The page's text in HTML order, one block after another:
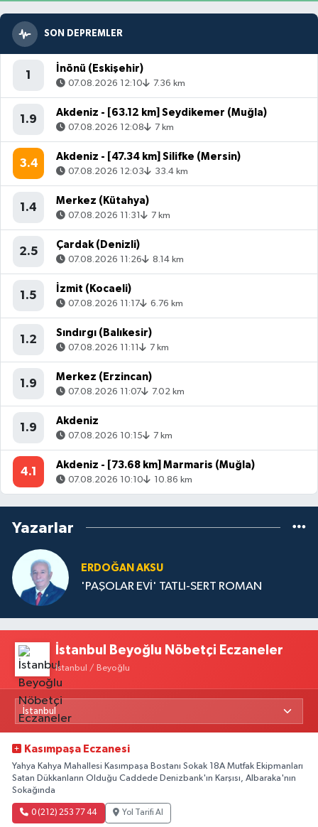
SON DEPREMLER
1
İnönü (Eskişehir)
07.08.2026 12:10 7.36 km
1.9
Akdeniz - [63.12 km] Seydikemer (Muğla)
07.08.2026 12:08 7 km
3.4
Akdeniz - [47.34 km] Silifke (Mersin)
07.08.2026 12:03 33.4 km
1.4
Merkez (Kütahya)
07.08.2026 11:31 7 km
2.5
Çardak (Denizli)
07.08.2026 11:26 8.14 km
1.5
İzmit (Kocaeli)
07.08.2026 11:17 6.76 km
1.2
Sındırgı (Balıkesir)
07.08.2026 11:11 7 km
1.9
Merkez (Erzincan)
07.08.2026 11:07 7.02 km
1.9
Akdeniz
07.08.2026 10:15 7 km
4.1
Akdeniz - [73.68 km] Marmaris (Muğla)
07.08.2026 10:10 10.86 km
Yazarlar
ERDOĞAN AKSU
'PAŞOLAR EVİ' TATLI-SERT ROMAN
İstanbul Beyoğlu Nöbetçi Eczaneler
İstanbul / Beyoğlu
Kasımpaşa Eczanesi
Yahya Kahya Mahallesi Kasımpaşa Bostanı Sokak 18A Mutfak Ekipmanları
Satan Dükkanların Olduğu Caddede Denizbank'ın Karşısı, Albaraka'nın
Sokağında
0 (212) 253 77 44 Yol Tarifi Al